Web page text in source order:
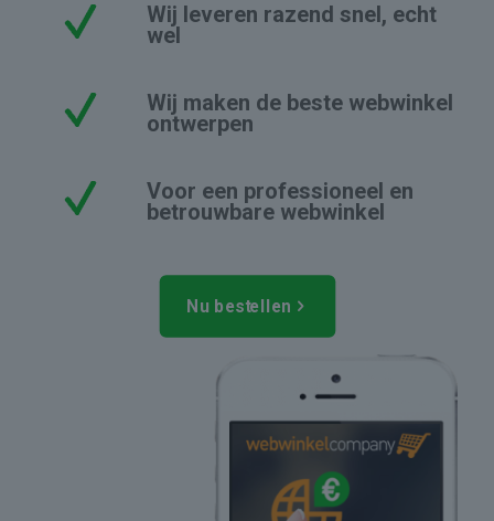
Wij leveren razend snel, echt
wel
Wij maken de beste webwinkel
ontwerpen
Voor een professioneel en
betrouwbare webwinkel
Nu bestellen